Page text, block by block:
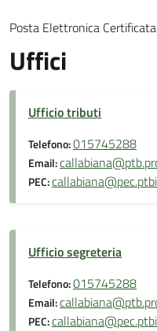
Posta Elettronica Certificata
Uffici
Ufficio tributi
Telefono:015745288
Email:
PEC:
Ufficio segreteria
Telefono:015745288
Email:
PEC: